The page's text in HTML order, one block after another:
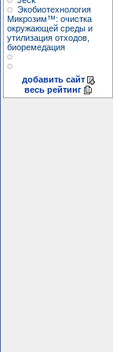
Экобиотехнология
Микрозим™: очистка
окружающей среды и
утилизация отходов,
биоремедация
добавить сайт
весь рейтинг